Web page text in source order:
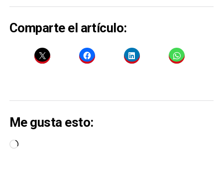
Comparte el artículo:
Me gusta esto:
Cargando...